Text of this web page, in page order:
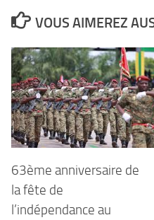
VOUS AIMEREZ
63ème anniversaire de
la fête de
l’indépendance au